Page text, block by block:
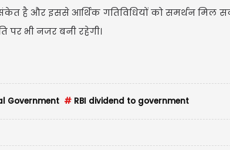
है और इससे आर्थिक गतिविधियों को समर्थन मिल
पर भी नजर बनी रहेगी।
Government # RBI dividend to government